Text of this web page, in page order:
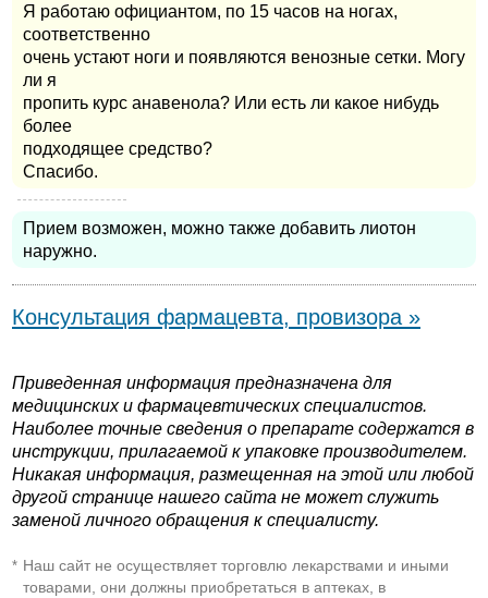
Я работаю официантом, по 15 часов на ногах,
соответственно
очень устают ноги и появляются венозные сетки. Могу
ли я
пропить курс анавенола? Или есть ли какое нибудь
более
подходящее средство?
Спасибо.
Прием возможен, можно также добавить лиотон
наружно.
Консультация фармацевта, провизора »
Приведенная информация предназначена для
медицинских и фармацевтических специалистов.
Наиболее точные сведения о препарате содержатся в
инструкции, прилагаемой к упаковке производителем.
Никакая информация, размещенная на этой или любой
другой странице нашего сайта не может служить
заменой личного обращения к специалисту.
* Наш сайт не осуществляет торговлю лекарствами и иными
товарами, они должны приобретаться в аптеках, в